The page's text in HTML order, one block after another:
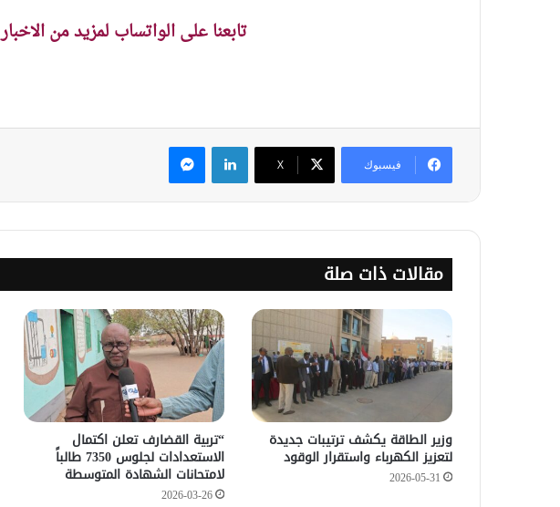
تابعنا على الواتساب لمزيد من الاخبار
فيسبوك ‫X
لينكدإن ماسنجر
مقالات ذات صلة
وزير الطاقة يكشف ترتيبات جديدة
لتعزيز الكهرباء واستقرار الوقود
2026-05-31
“تربية القضارف تعلن اكتمال
الاستعدادات لجلوس 7350 طالباً
لامتحانات الشهادة المتوسطة
2026-03-26